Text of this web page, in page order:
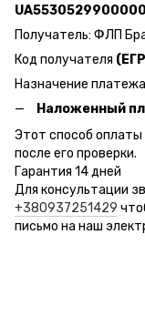
Получатель: ФЛП
Код получателя
Назначение
Наложенный
Этот способ оплаты
после его проверки.
Гарантия 14 дней
Для консультации
+380937251429
письмо на наш